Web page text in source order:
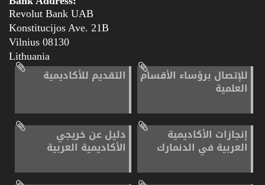
Revolut Bank UAB
Konstitucijos Ave. 21B
08130 Vilnius
Lithuania
للإتصال برؤساء الأقسام
العلمية
التقديم للأكاديمية
إنجازات الأكاديمية
العربية في الدنمارك
دليل عن خريجي
الأكاديمية العربية